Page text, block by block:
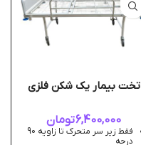
تخت بیمار یک شکن فلزی
6,400,000تومان
فقط زیر سر متحرک تا زاویه 90
درجه